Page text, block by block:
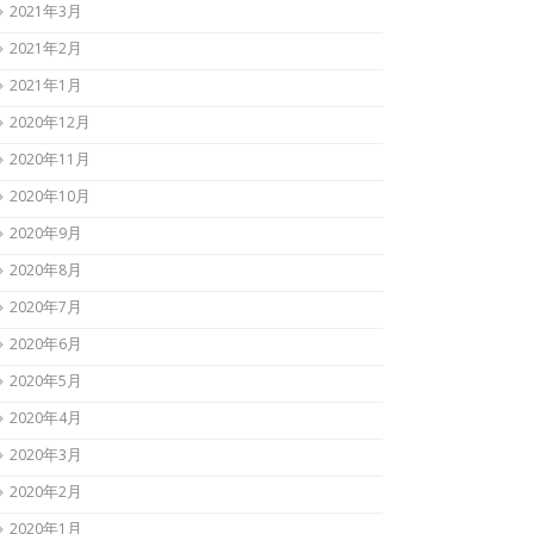
2021年3月
2021年2月
2021年1月
2020年12月
2020年11月
2020年10月
2020年9月
2020年8月
2020年7月
2020年6月
2020年5月
2020年4月
2020年3月
2020年2月